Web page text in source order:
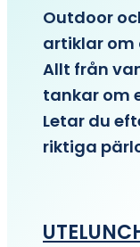
Outdoor
artiklar om
Allt från
tankar om
Letar du
riktiga